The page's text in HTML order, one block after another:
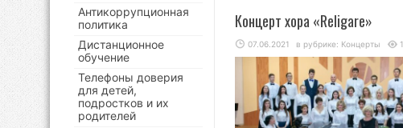
Концерт хора «Religare»
07.06.2021 в рубрике: Концерты
Антикоррупционная
политика
Дистанционное
обучение
Телефоны доверия
для детей,
подростков и их
родителей